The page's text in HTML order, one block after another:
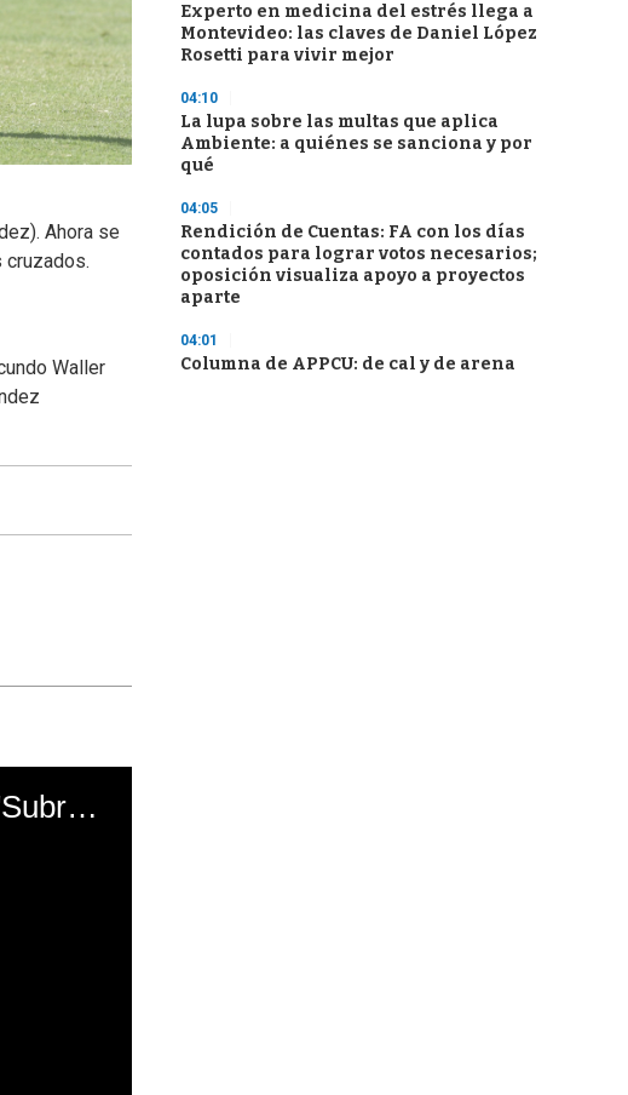
Ahora se
cruzados.
Waller
El mal momento de Yanina Gasañol con un hincha argentino en "Subrayado"
Experto en medicina del estrés llega a
Montevideo: las claves de Daniel López
Rosetti para vivir mejor
04:10
La lupa sobre las multas que aplica
Ambiente: a quiénes se sanciona y por
qué
04:05
Rendición de Cuentas: FA con los días
contados para lograr votos necesarios;
oposición visualiza apoyo a proyectos
aparte
04:01
Columna de APPCU: de cal y de arena